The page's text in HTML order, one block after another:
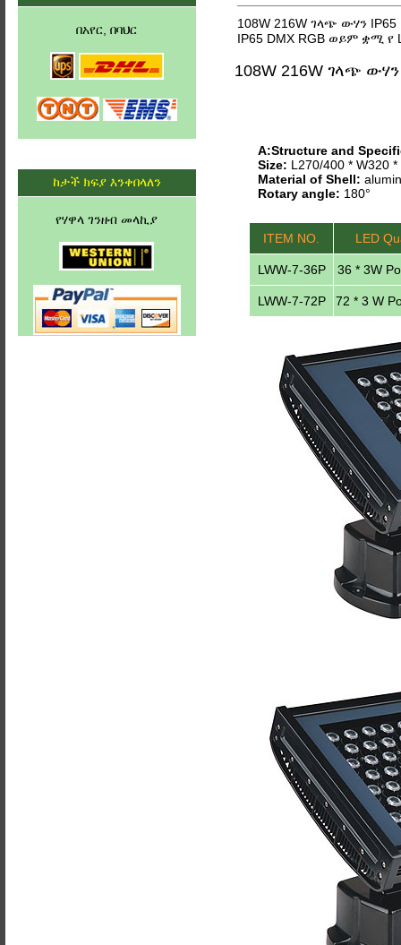
108W 216W ገላጭ ውሃን
IP65 DMX RGB ወይም ቋሚ የ
108W 216W ገላጭ
A:Structure and
Size: L270/400 * W320
Material of Shell:
Rotary angle: 180°
ITEM NO. LED
LWW-7-36P 36 * 3W
LWW-7-72P 72 * 3 W
በአየር, በባህር
ከታች ክፍያ እንቀበላለን
የሃዋላ ገንዘብ መላኪያ